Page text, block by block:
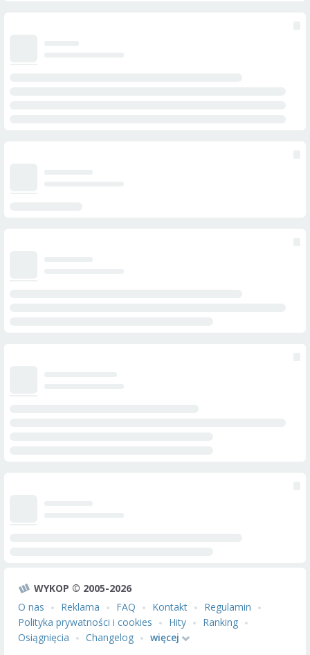
WYKOP © 2005-2026
O nas
Reklama FAQ Kontakt
Regulamin
Polityka prywatności i cookies
Hity
Ranking
Osiągnięcia
Changelog więcej